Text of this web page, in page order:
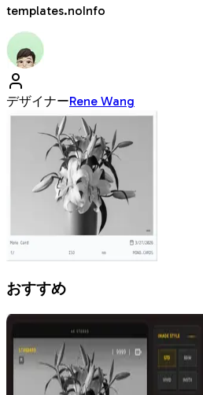
templates.noInfo
デザイナーRene Wang
おすすめ